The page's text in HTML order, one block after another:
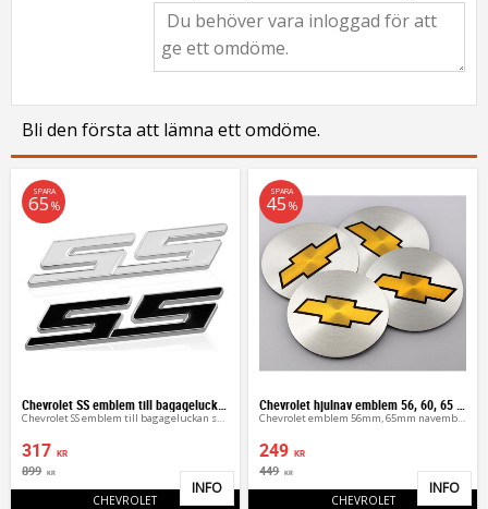
Bli den första att lämna ett omdöme.
Chevrolet SS emblem till bagageluckan skärmarna
317 KR
899 KR
SPARA
65 %
CHEVROLET Lägg till i favoriter
INFO
Chevrolet emblem 56mm, 65mm navemblem
249 KR
449 KR
SPARA
45 %
CHEVROLET
INFO